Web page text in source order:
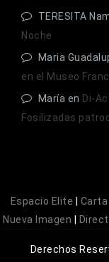
TERESITA
Noche
Maria
en el Museo
María en Di-
Fosilizadas
Espacio Elite
Nueva Imagen
Derechos